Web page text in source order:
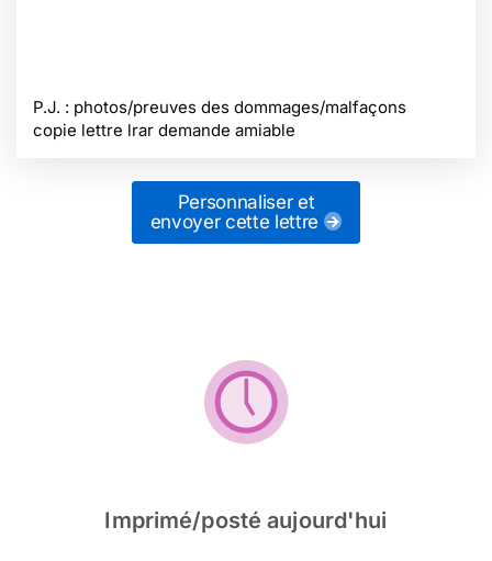
P.J. : photos/preuves des dommages/malfaçons
copie lettre lrar demande amiable
Personnaliser et
envoyer cette lettre
Imprimé/posté aujourd'hui